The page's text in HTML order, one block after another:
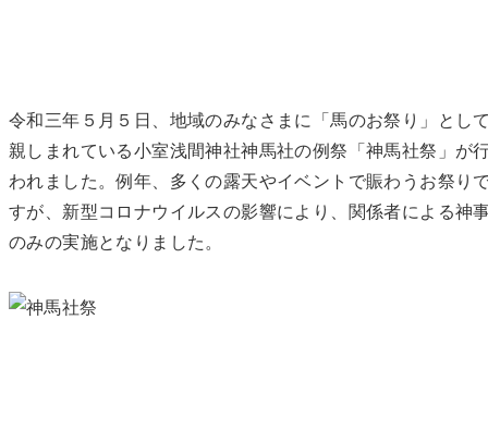
令和三年５月５日、地域のみなさまに「馬のお祭り」とし
親しまれている小室浅間神社神馬社の例祭「神馬社祭」が
われました。例年、多くの露天やイベントで賑わうお祭り
すが、新型コロナウイルスの影響により、関係者による神
のみの実施となりました。